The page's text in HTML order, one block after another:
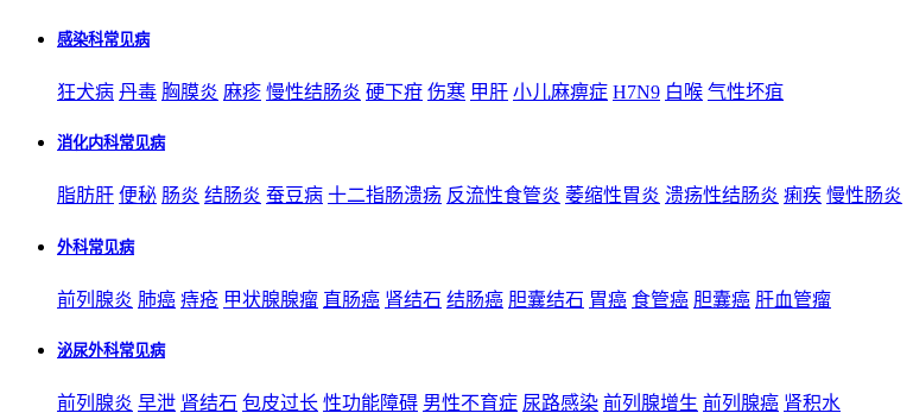
感染科常见病
狂犬病 丹毒 胸膜炎 麻疹 慢性结肠炎 硬下疳 伤寒 甲肝 小儿麻痹症 H7N9 白喉 气性坏疽
消化内科常见病
脂肪肝 便秘 肠炎 结肠炎 蚕豆病 十二指肠溃疡 反流性食管炎 萎缩性胃炎 溃疡性结肠炎 痢疾 慢性肠炎
外科常见病
前列腺炎 肺癌 痔疮 甲状腺腺瘤 直肠癌 肾结石 结肠癌 胆囊结石 胃癌 食管癌 胆囊癌 肝血管瘤
泌尿外科常见病
前列腺炎 早泄 肾结石 包皮过长 性功能障碍 男性不育症 尿路感染 前列腺增生 前列腺癌 肾积水